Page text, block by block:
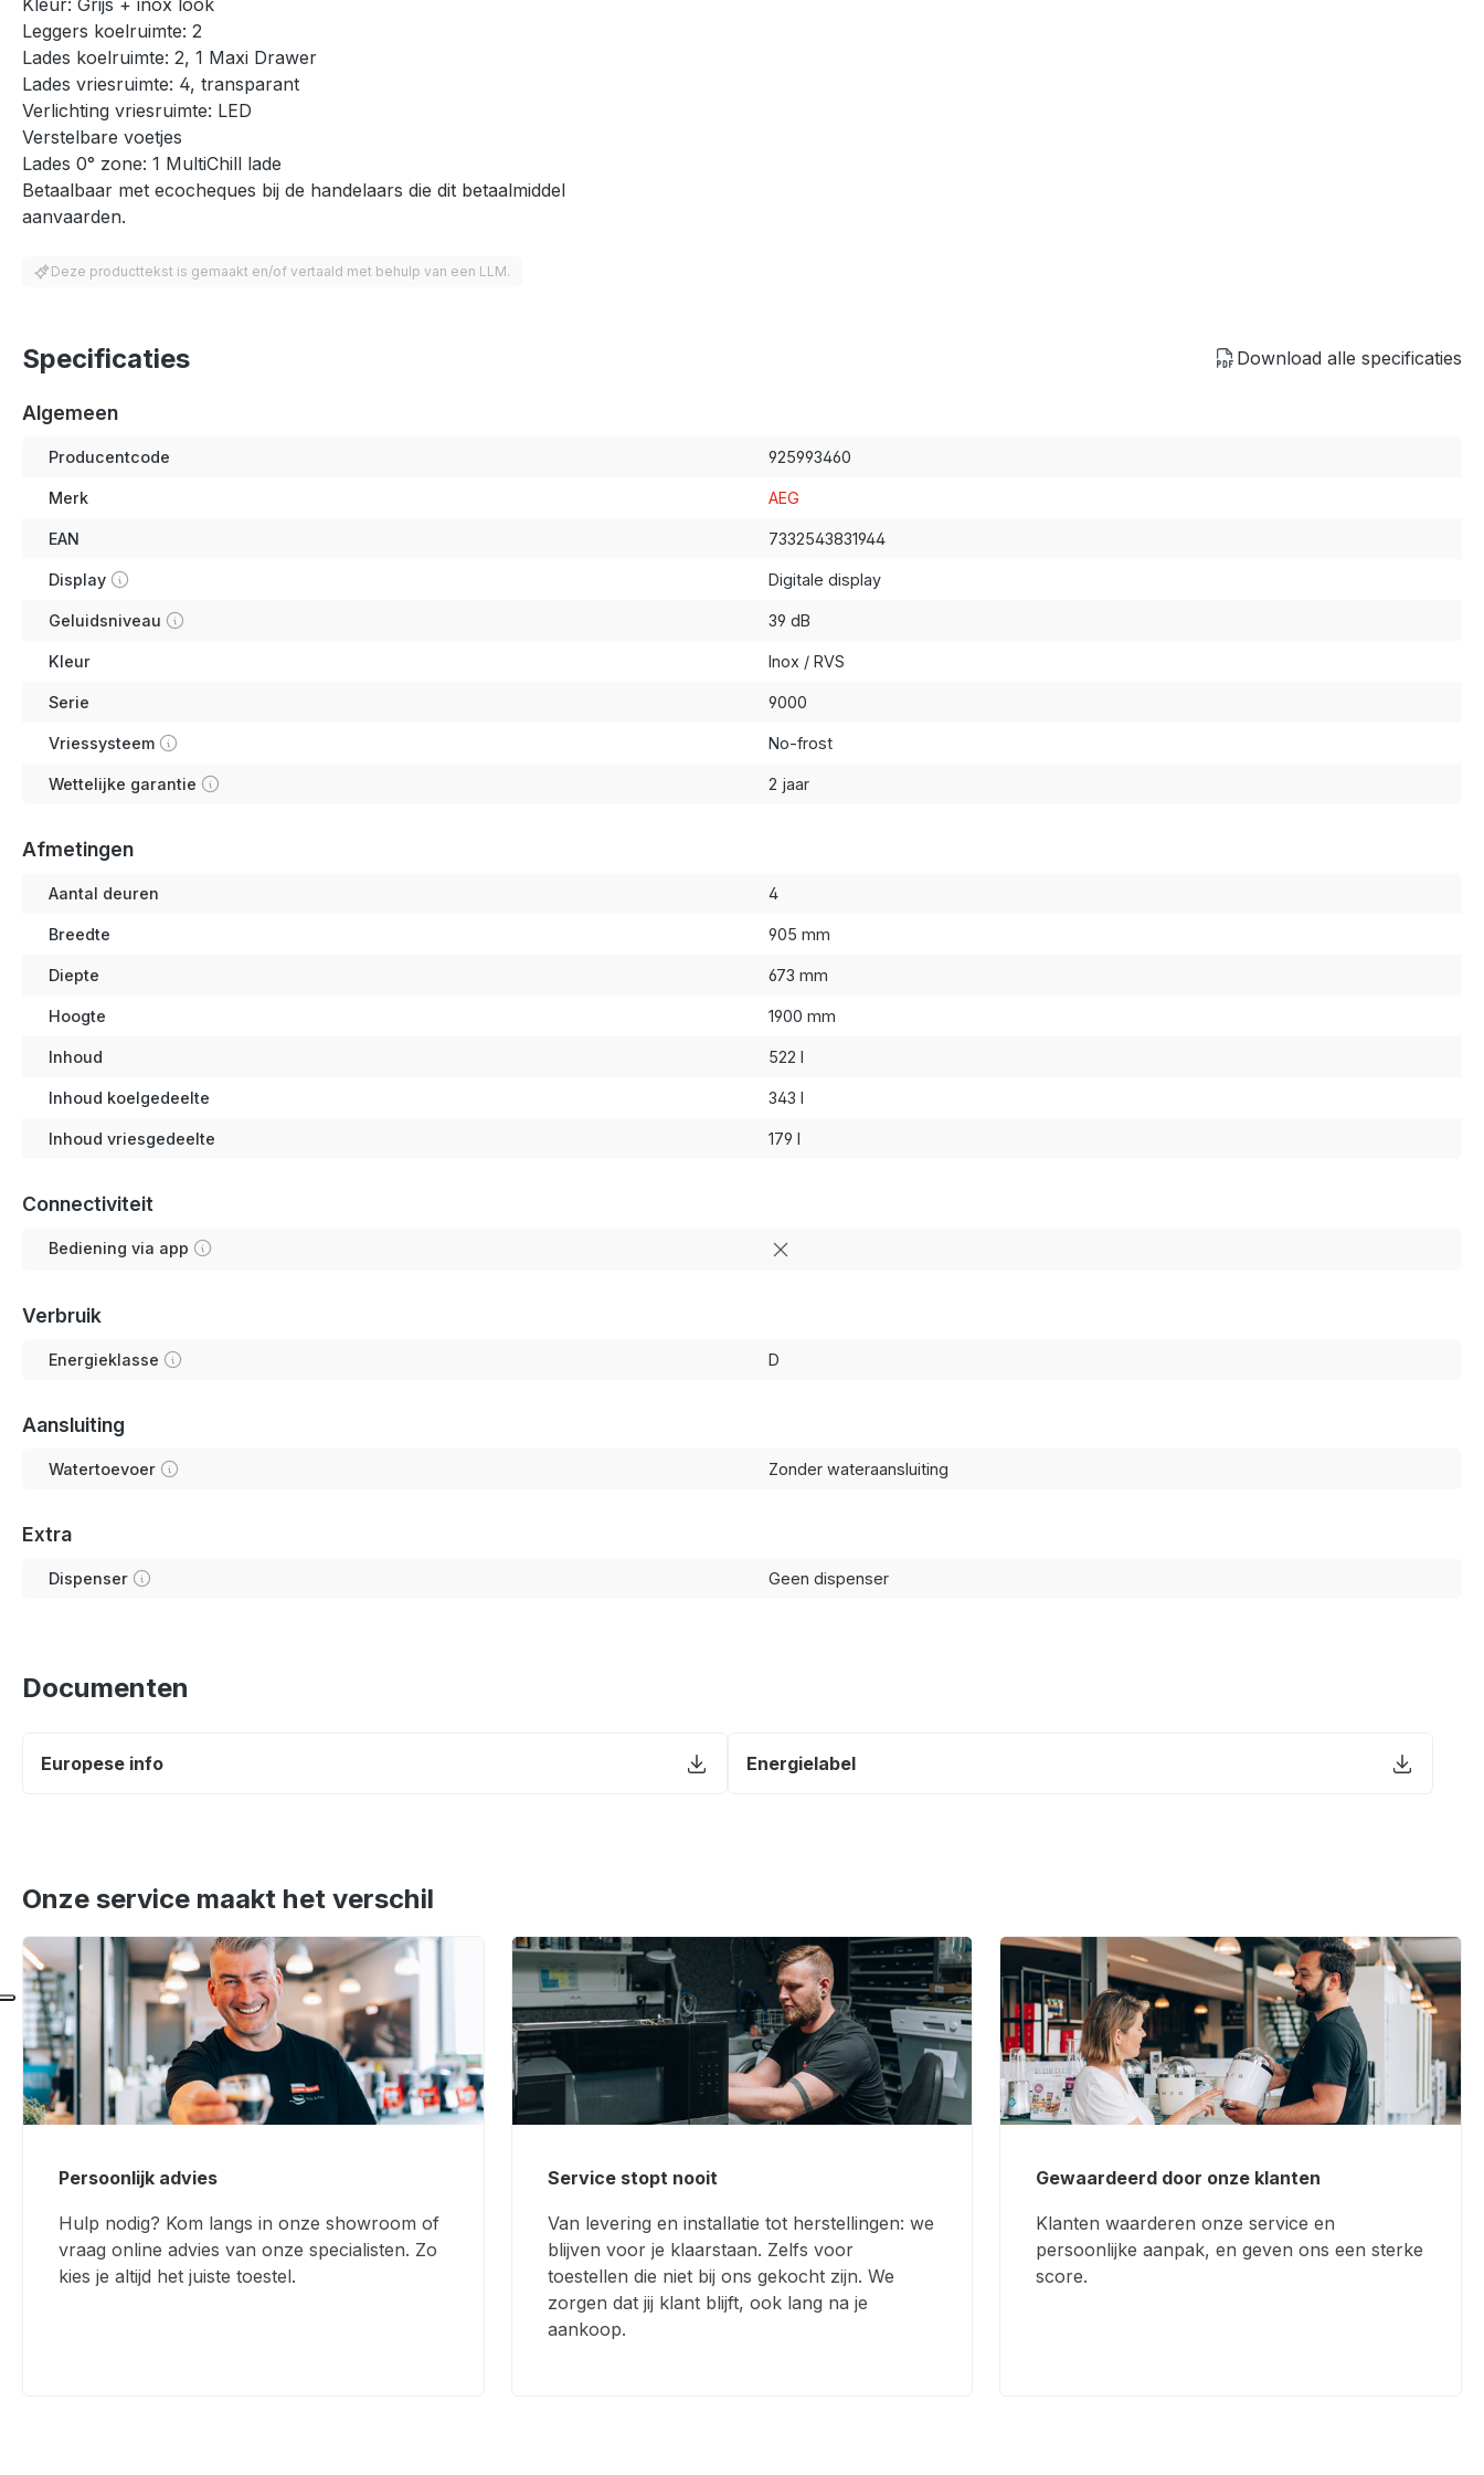
Leggers koelruimte: 2
Lades koelruimte: 2, 1 Maxi Drawer
Lades vriesruimte: 4, transparant
Verlichting vriesruimte: LED
Verstelbare voetjes
Lades 0° zone: 1 MultiChill lade
Betaalbaar met ecocheques bij de handelaars die dit betaalmiddel
aanvaarden.
Deze producttekst is gemaakt en/of vertaald met behulp van een LLM.
Specificaties Download alle specificaties
Algemeen
Producentcode 925993460
Merk AEG
EAN 7332543831944
Display Digitale display
Geluidsniveau 39 dB
Kleur Inox / RVS
Serie 9000
Vriessysteem No-frost
Wettelijke garantie 2 jaar
Afmetingen
Aantal deuren 4
Breedte 905 mm
Diepte 673 mm
Hoogte 1900 mm
Inhoud 522 l
Inhoud koelgedeelte 343 l
Inhoud vriesgedeelte 179 l
Connectiviteit
Bediening via app
Verbruik
Energieklasse D
Aansluiting
Watertoevoer Zonder wateraansluiting
Extra
Dispenser Geen dispenser
Documenten
Europese info Energielabel
Onze service maakt het verschil
Persoonlijk advies
Hulp nodig? Kom langs in onze showroom of
vraag online advies van onze specialisten. Zo
kies je altijd het juiste toestel.
Service stopt nooit
Van levering en installatie tot herstellingen: we
blijven voor je klaarstaan. Zelfs voor
toestellen die niet bij ons gekocht zijn. We
zorgen dat jij klant blijft, ook lang na je
aankoop.
Gewaardeerd door onze klanten
Klanten waarderen onze service en
persoonlijke aanpak, en geven ons een sterke
score.